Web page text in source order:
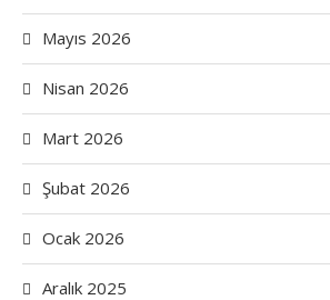
Mayıs 2026
Nisan 2026
Mart 2026
Şubat 2026
Ocak 2026
Aralık 2025